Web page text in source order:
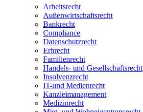
Arbeitsrecht
Außenwirtschaftsrecht
Bankrecht
Compliance
Datenschutzrecht
Erbrecht
Familienrecht
Handels- und Gesellschaftsrecht
Insolvenzrecht
IT-und Medienrecht
Kanzleimanagement
Medizinrecht